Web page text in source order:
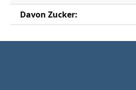
Davon Zucker: